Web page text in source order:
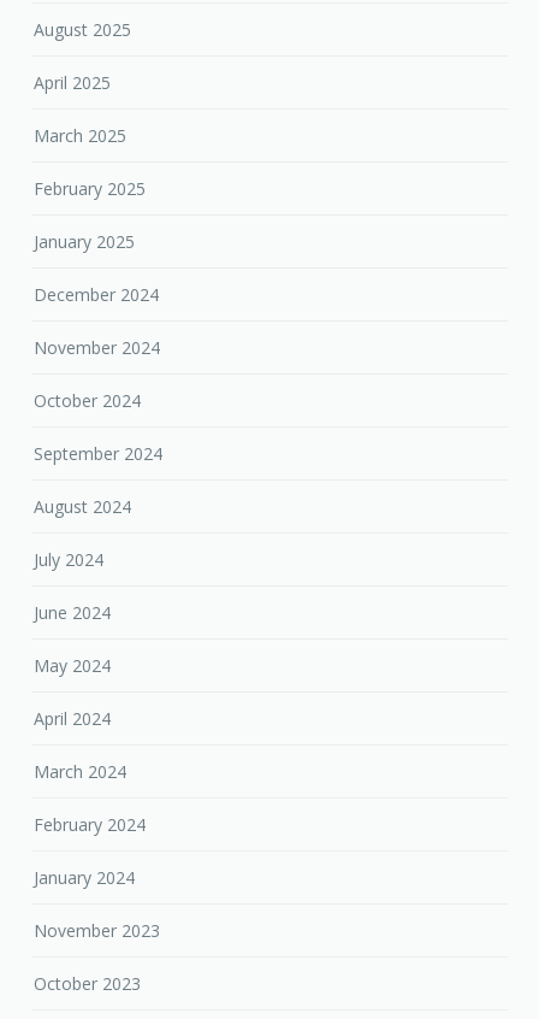
August 2025
April 2025
March 2025
February 2025
January 2025
December 2024
November 2024
October 2024
September 2024
August 2024
July 2024
June 2024
May 2024
April 2024
March 2024
February 2024
January 2024
November 2023
October 2023